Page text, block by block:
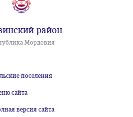
район
Мордовия
поселения
сайта
версия сайта